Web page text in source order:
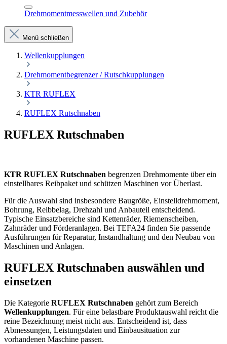
Drehmomentmesswellen und Zubehör
Menü schließen
Wellenkupplungen
Drehmomentbegrenzer / Rutschkupplungen
KTR RUFLEX
RUFLEX Rutschnaben
RUFLEX Rutschnaben
KTR RUFLEX Rutschnaben begrenzen Drehmomente über ein
einstellbares Reibpaket und schützen Maschinen vor Überlast.
Für die Auswahl sind insbesondere Baugröße, Einstelldrehmoment,
Bohrung, Reibbelag, Drehzahl und Anbauteil entscheidend.
Typische Einsatzbereiche sind Kettenräder, Riemenscheiben,
Zahnräder und Förderanlagen. Bei TEFA24 finden Sie passende
Ausführungen für Reparatur, Instandhaltung und den Neubau von
Maschinen und Anlagen.
RUFLEX Rutschnaben auswählen und
einsetzen
Die Kategorie RUFLEX Rutschnaben gehört zum Bereich
Wellenkupplungen. Für eine belastbare Produktauswahl reicht die
reine Bezeichnung meist nicht aus. Entscheidend ist, dass
Abmessungen, Leistungsdaten und Einbausituation zur
vorhandenen Maschine passen.